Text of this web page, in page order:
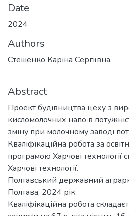
Date
2024
Authors
Стешенко Каріна Сергіївна.
Abstract
Проект будівництва цеху з
кисломолочних напоїв
зміну при молочному заводі
Кваліфікаційна робота за
програмою Харчові технології
Харчові технології.
Полтавський державний
Полтава, 2024 рік.
Кваліфікаційна робота